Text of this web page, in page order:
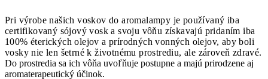
Pri výrobe našich voskov do aromalampy je používaný iba
certifikovaný sójový vosk a svoju vôňu získavajú pridaním iba
100% éterických olejov a prírodných vonných olejov, aby boli
vosky nie len šetrné k životnému prostrediu, ale zároveň zdravé.
Do prostredia sa ich vôňa uvoľňuje postupne a majú prirodzene aj
aromaterapeutický účinok.